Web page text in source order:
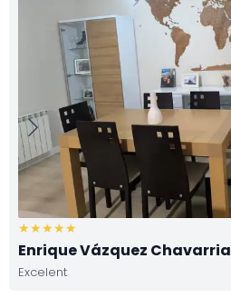
Enrique Vázquez Chavarria
Excelent